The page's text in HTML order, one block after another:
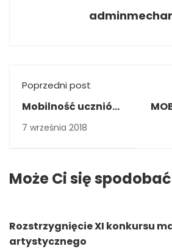
Poprzedni post
Mobilność uczniów
i nauczycieli w
7 września 2018
Może Ci się spodobać
Rozstrzygnięcie XI konkursu
artystycznego